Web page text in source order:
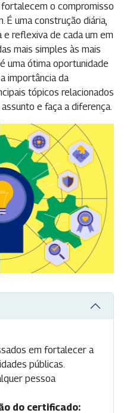
o compromisso
É uma construção diária,
reflexiva de cada um em
mais simples às mais
uma ótima oportunidade
importância da
tópicos relacionados
e faça a diferença.
em fortalecer a
públicas.
pessoa
do certificado: